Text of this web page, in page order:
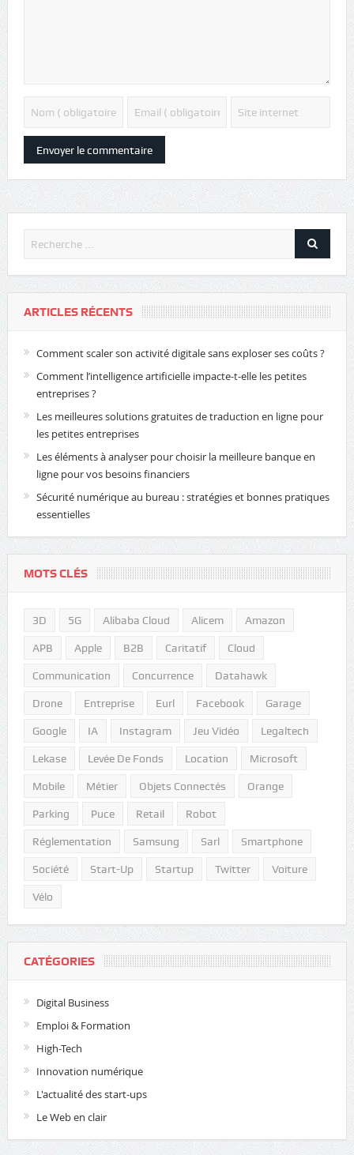
ARTICLES RÉCENTS
Comment scaler son activité digitale sans exploser ses coûts ?
Comment l’intelligence artificielle impacte-t-elle les petites
entreprises ?
Les meilleures solutions gratuites de traduction en ligne pour
les petites entreprises
Les éléments à analyser pour choisir la meilleure banque en
ligne pour vos besoins financiers
Sécurité numérique au bureau : stratégies et bonnes pratiques
essentielles
MOTS CLÉS
3D 5G Alibaba Cloud Alicem Amazon
APB Apple B2B Caritatif Cloud
Communication Concurrence Datahawk
Drone Entreprise Eurl Facebook Garage
Google IA Instagram Jeu Vidéo Legaltech
Lekase Levée De Fonds Location Microsoft
Mobile Métier Objets Connectés Orange
Parking Puce Retail Robot
Réglementation Samsung Sarl Smartphone
Société Start-Up Startup Twitter Voiture
Vélo
CATÉGORIES
Digital Business
Emploi & Formation
High-Tech
Innovation numérique
L'actualité des start-ups
Le Web en clair